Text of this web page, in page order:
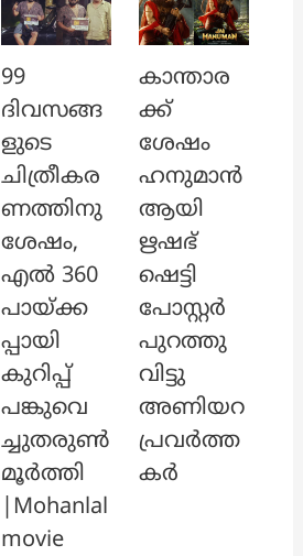
99
ദിവസങ്ങ
ളുടെ
ചിത്രീകര
ണത്തിനു
ശേഷം,
എൽ 360
പായ്ക്ക
പ്പായി
കുറിപ്പ്
പങ്കുവെ
ച്ചുതരുൺ
മൂർത്തി
|Mohanlal
movie
കാന്താര
ക്ക്
ശേഷം
ഹനുമാൻ
ആയി
ഋഷഭ്
ഷെട്ടി
പോസ്റ്റർ
പുറത്തു
വിട്ടു
അണിയറ
പ്രവർത്ത
കർ